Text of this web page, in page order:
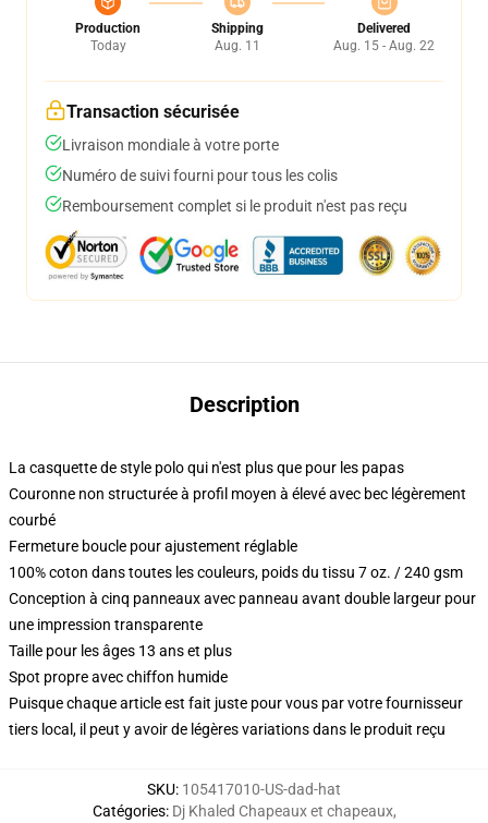
Production
Today
Shipping
Aug. 11
Delivered
Aug. 15 - Aug. 22
Transaction sécurisée
Livraison mondiale à votre porte
Numéro de suivi fourni pour tous les colis
Remboursement complet si le produit n'est pas reçu
Description
La casquette de style polo qui n'est plus que pour les papas
Couronne non structurée à profil moyen à élevé avec bec légèrement
courbé
Fermeture boucle pour ajustement réglable
100% coton dans toutes les couleurs, poids du tissu 7 oz. / 240 gsm
Conception à cinq panneaux avec panneau avant double largeur pour
une impression transparente
Taille pour les âges 13 ans et plus
Spot propre avec chiffon humide
Puisque chaque article est fait juste pour vous par votre fournisseur
tiers local, il peut y avoir de légères variations dans le produit reçu
SKU: 105417010-US-dad-hat
Catégories: Dj Khaled Chapeaux et chapeaux,